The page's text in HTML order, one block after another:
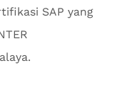
SAP yang